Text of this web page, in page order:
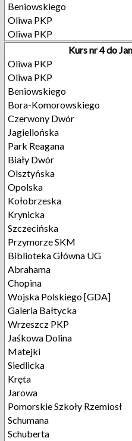
Beniowskiego
Oliwa PKP
Oliwa PKP
Kurs nr 4 do
Oliwa PKP
Oliwa PKP
Beniowskiego
Bora-Komorowskiego
Czerwony Dwór
Jagiellońska
Park Reagana
Biały Dwór
Olsztyńska
Opolska
Kołobrzeska
Krynicka
Szczecińska
Przymorze SKM
Biblioteka Główna UG
Abrahama
Chopina
Wojska Polskiego [GDA]
Galeria Bałtycka
Wrzeszcz PKP
Jaśkowa Dolina
Matejki
Siedlicka
Kręta
Jarowa
Pomorskie Szkoły Rzemiosł
Schumana
Schuberta